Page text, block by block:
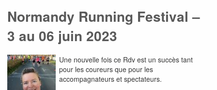
Normandy Running Festival –
3 au 06 juin 2023
Une nouvelle fois ce Rdv est un succès tant
pour les coureurs que pour les
accompagnateurs et spectateurs.